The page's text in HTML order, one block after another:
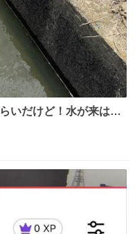
いだけど！水が来はじ
りがとーーー
！！！！！！！！！！